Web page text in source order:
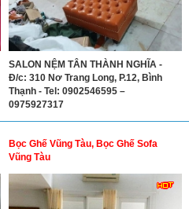
SALON NỆM TÂN THÀNH NGHĨA -
Đ/c: 310 Nơ Trang Long, P.12, Bình
Thạnh - Tel: 0902546595 –
0975927317
Bọc Ghế Vũng Tàu, Bọc Ghế Sofa
Vũng Tàu